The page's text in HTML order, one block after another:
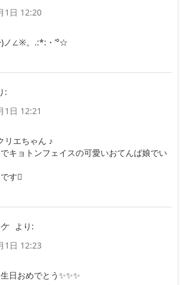
1日 12:20
ノ∠※。.:*:・’°☆
:
1日 12:21
エちゃん ♪
キョトンフェイスの可愛いおてんば娘でい
す
より:
1日 12:23
日おめでとう✨✨✨